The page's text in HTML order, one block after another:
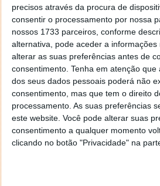
precisos através da procura de
consentir o processamento por nossa
nossos 1733 parceiros, conforme
alternativa, pode aceder a
alterar as suas preferências antes de
consentimento. Tenha em atenção
dos seus dados pessoais poderá não
consentimento, mas que tem o direito
processamento. As suas preferências
este website. Você pode alterar suas
consentimento a qualquer momento
clicando no botão "Privacidade" na
Trackingmore